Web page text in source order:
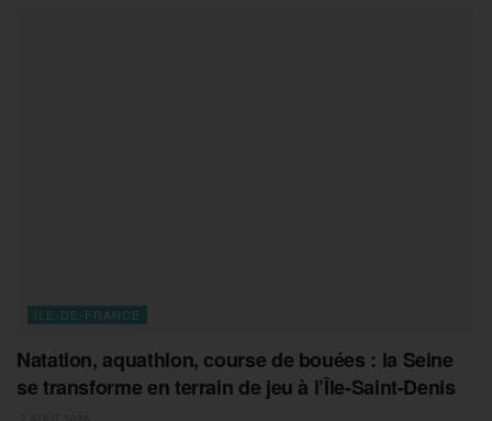
ILE-DE-FRANCE
Natation, aquathlon, course de bouées : la Seine
se transforme en terrain de jeu à l’Île-Saint-Denis